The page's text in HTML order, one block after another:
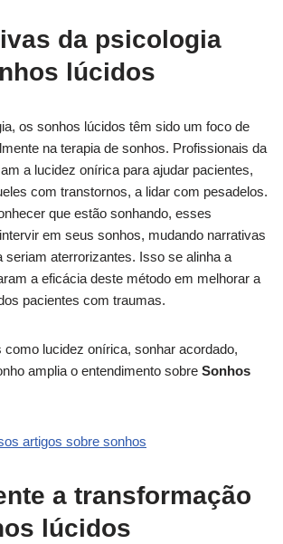
da psicologia
lúcidos
os sonhos lúcidos têm sido um foco de
na terapia de sonhos. Profissionais da
a lucidez onírica para ajudar pacientes,
com transtornos, a lidar com pesadelos.
que estão sonhando, esses
em seus sonhos, mudando narrativas
seriam aterrorizantes. Isso se alinha a
a eficácia deste método em melhorar a
pacientes com traumas.
como lucidez onírica, sonhar acordado,
amplia o entendimento sobre Sonhos
artigos sobre sonhos
a transformação
lúcidos